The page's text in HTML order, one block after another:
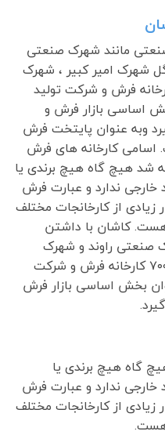
مانند شهرک صنعتی
شهرک امیر کبیر ، شهرک
صباغی با بیش از ۹۰۰ کارخانه فرش و شرکت تولید
اساسی بازار فرش و
وبه عنوان پایتخت فرش
کارخانه های فرش
شد هیچ گاه هیچ برندی یا
خارجی ندارد و عبارت فرش
از کارخانجات مختلف
کاشان با داشتن
صنعتی راوند و شهرک
صنعتی آران و بیدگل با بیش از ۷۰۰ کارخانه فرش و شرکت
بخش اساسی بازار فرش
گاه هیچ برندی یا
خارجی ندارد و عبارت فرش
از کارخانجات مختلف
هست.